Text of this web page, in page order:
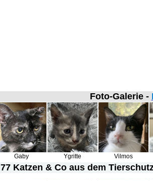
Foto-Galerie -
Gaby Ygritte Vilmos
77 Katzen & Coaus dem